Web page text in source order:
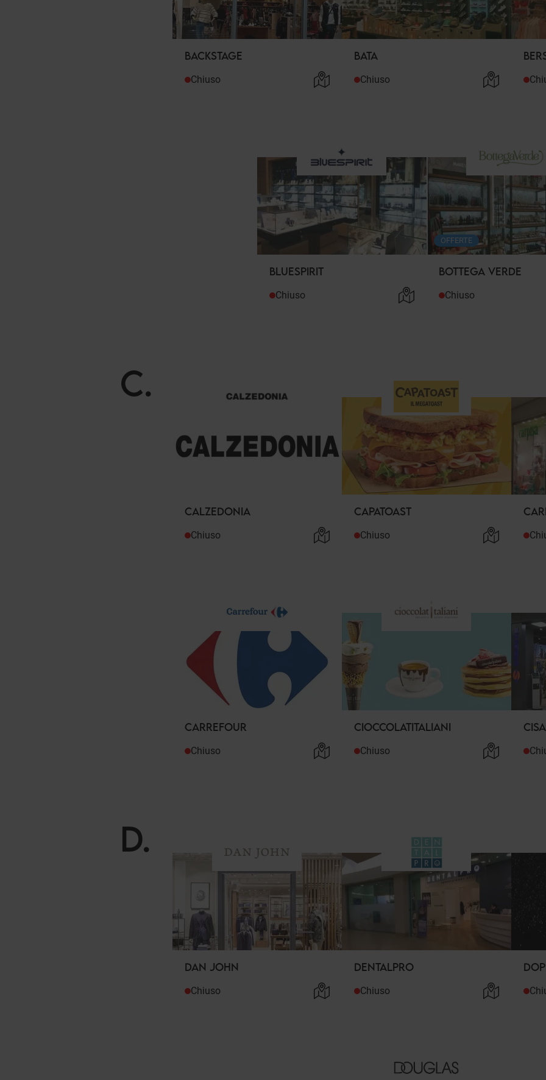
BACKSTAGE
Chiuso
BATA
Chiuso
BLUESPIRIT
Chiuso
BOTTEGA VERDE
OFFERTE
Chiuso
C.
CALZEDONIA
Chiuso
CAPATOAST
Chiuso
CARREFOUR
Chiuso
CIOCCOLATITALIANI
Chiuso
D.
DAN JOHN
Chiuso
DENTALPRO
Chiuso